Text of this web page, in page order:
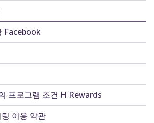
Facebook
프로그램 조건 H Rewards
이용 약관